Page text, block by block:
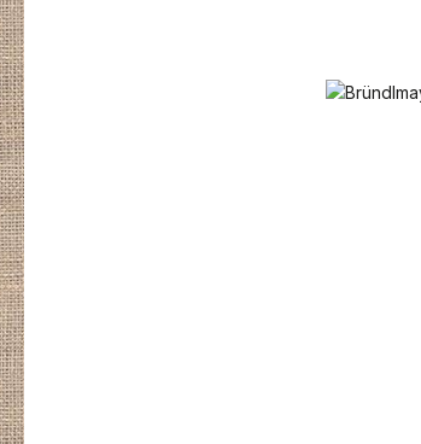
Bildergalerie überspringen